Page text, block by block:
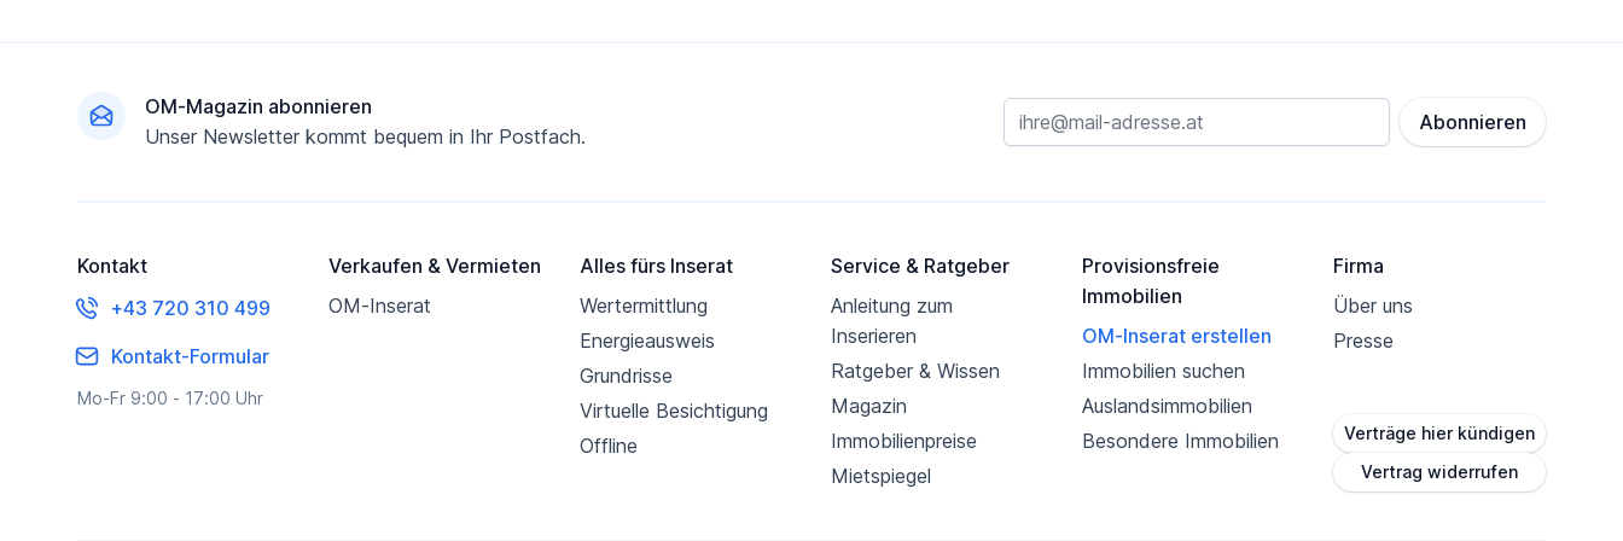
OM-Magazin abonnieren
Unser Newsletter kommt bequem in Ihr Postfach.
Abonnieren
Kontakt
+43 720 310 499
Kontakt-Formular
Mo-Fr 9:00 - 17:00 Uhr
Verkaufen & Vermieten
OM-Inserat
Alles fürs Inserat
Wertermittlung
Energieausweis
Grundrisse
Virtuelle Besichtigung
Offline
Service & Ratgeber
Anleitung zum
Inserieren
Ratgeber & Wissen
Magazin
Immobilienpreise
Mietspiegel
Provisionsfreie
Immobilien
OM-Inserat erstellen
Immobilien suchen
Auslandsimmobilien
Besondere Immobilien
Firma
Über uns
Presse
Verträge hier kündigen
Vertrag widerrufen